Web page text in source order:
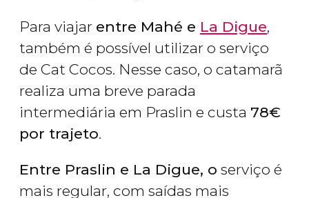
Para viajar entre Mahé e La Digue,
também é possível utilizar o serviço
de Cat Cocos. Nesse caso, o catamarã
realiza uma breve parada
intermediária em Praslin e custa 78€
por trajeto.
Entre Praslin e La Digue, o serviço é
mais regular, com saídas mais